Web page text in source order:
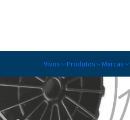
Vivos Produtos Marcas